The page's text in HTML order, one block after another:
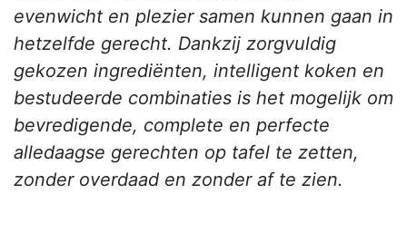
evenwicht en plezier samen kunnen gaan in
hetzelfde gerecht. Dankzij zorgvuldig
gekozen ingrediënten, intelligent koken en
bestudeerde combinaties is het mogelijk om
bevredigende, complete en perfecte
alledaagse gerechten op tafel te zetten,
zonder overdaad en zonder af te zien.